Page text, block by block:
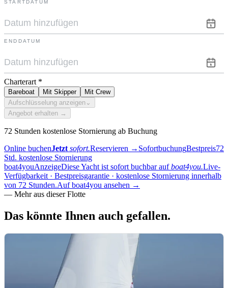
STARTDATUM
ENDDATUM
Charterart *
Bareboat Mit Skipper
Mit Crew
Aufschlüsselung anzeigen ⌄
Angebot erhalten →
72 Stunden kostenlose Stornierung ab Buchung
Online buchenJetzt sofort.Reservieren → SofortbuchungBestpreis72
Std. kostenlose Stornierung
boat4youAnzeigeDiese Yacht ist sofort buchbar auf boat4you.Live-
Verfügbarkeit · Bestpreisgarantie · kostenlose Stornierung innerhalb
von 72 Stunden.Auf boat4you ansehen →
— Mehr aus dieser Flotte
Das könnte Ihnen auch gefallen.